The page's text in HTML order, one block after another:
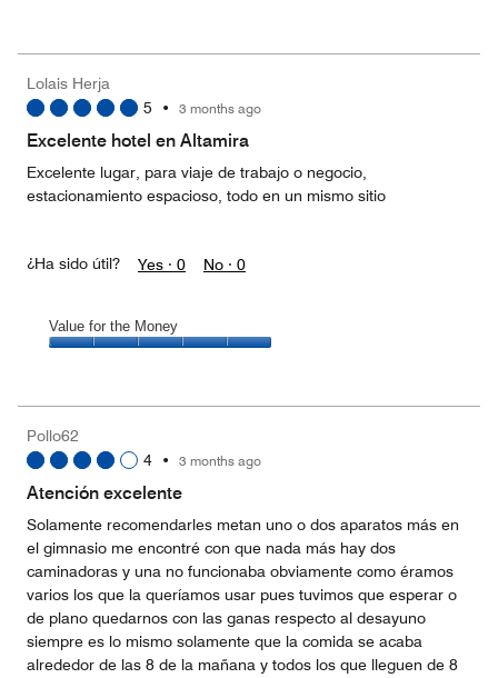
4
out
Lolais Herja
5 • 3 months ago
Excelente hotel en Altamira
Excelente lugar, para viaje de trabajo o negocio,
estacionamiento espacioso, todo en un mismo sitio
¿Ha sido útil? Yes · 0 No · 0
Value for the Money
5
out
Pollo62
4 • 3 months ago
Atención excelente
Solamente recomendarles metan uno o dos aparatos más en
el gimnasio me encontré con que nada más hay dos
caminadoras y una no funcionaba obviamente como éramos
varios los que la queríamos usar pues tuvimos que esperar o
de plano quedarnos con las ganas respecto al desayuno
siempre es lo mismo solamente que la comida se acaba
alrededor de las 8 de la mañana y todos los que lleguen de 8